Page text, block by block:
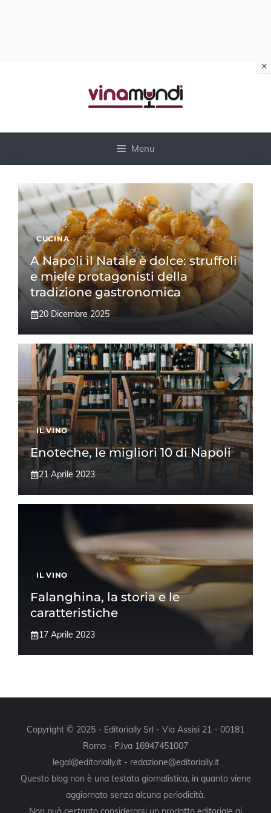
Menu
CUCINA
A Napoli il Natale è dolce: struffoli
e miele protagonisti della
tradizione gastronomica
20 Dicembre 2025
IL VINO
Enoteche, le migliori 10 di Napoli
21 Aprile 2023
IL VINO
Falanghina, la storia e le
caratteristiche
17 Aprile 2023
Copyright © 2025 - Editorially Srl - Via Assisi 21 - 00181
Roma - P.Iva 16947451007
legal@editorially.it - redazione@editorially.it
Questo blog non è una testata giornalistica, in quanto viene
aggiornato senza alcuna periodicità.
×